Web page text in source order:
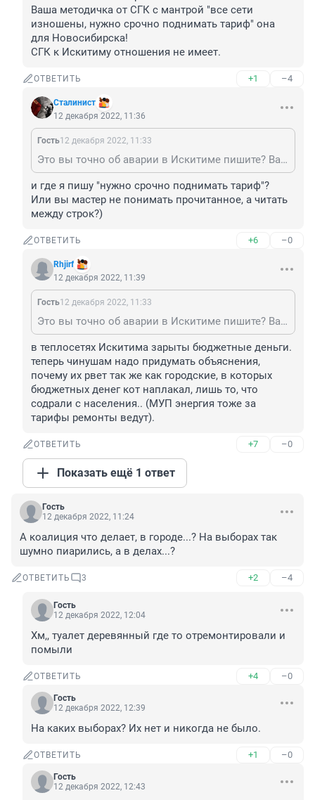
Ваша методичка от СГК с мантрой "все сети
изношены, нужно срочно поднимать тариф" она
для Новосибирска!
СГК к Искитиму отношения не имеет.
ОТВЕТИТЬ +1 –4
Стaлинист
12 декабря 2022, 11:36
Гость12 декабря 2022, 11:33
Это вы точно об аварии в Искитиме пишите? Ваша методичка от СГК с мантрой "все сети изношены, нужно срочно поднимать тариф" она для Новосибирска! СГК к Искитиму отношения не имеет.
и где я пишу "нужно срочно поднимать тариф"?
Или вы мастер не понимать прочитанное, а читать
между строк?)
ОТВЕТИТЬ +6 –0
Rhjirf
12 декабря 2022, 11:39
Гость12 декабря 2022, 11:33
Это вы точно об аварии в Искитиме пишите? Ваша методичка от СГК с мантрой "все сети изношены, нужно срочно поднимать тариф" она для Новосибирска! СГК к Искитиму отношения не имеет.
в теплосетях Искитима зарыты бюджетные деньги.
теперь чинушам надо придумать объяснения,
почему их рвет так же как городские, в которых
бюджетных денег кот наплакал, лишь то, что
содрали с населения.. (МУП энергия тоже за
тарифы ремонты ведут).
ОТВЕТИТЬ +7 –0
Показать ещё 1 ответ
Гость
12 декабря 2022, 11:24
А коалиция что делает, в городе...? На выборах так
шумно пиарились, а в делах...?
ОТВЕТИТЬ 3 +2 –4
Гость
12 декабря 2022, 12:04
Хм,, туалет деревянный где то отремонтировали и
помыли
ОТВЕТИТЬ +4 –0
Гость
12 декабря 2022, 12:39
На каких выборах? Их нет и никогда не было.
ОТВЕТИТЬ +1 –0
Гость
12 декабря 2022, 12:43